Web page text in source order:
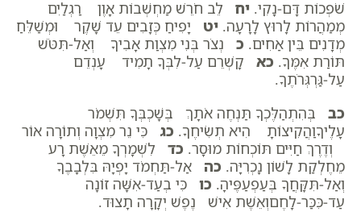
שֹׁפְכוֹת דָּם-נָקִי. יח לֵב חֹרֵשׁ מַחְשְׁבוֹת אָוֶן רַגְלַיִם
מְמַהֲרוֹת לָרוּץ לָרָעָה. יט יָפִיחַ כְּזָבִים עֵד שָׁקֶר וּמְשַׁלֵּחַ
מְדָנִים בֵּין אַחִים. כ נְצֹר בְּנִי מִצְוַת אָבִיךָ וְאַל-תִּטֹּשׁ
תּוֹרַת אִמֶּךָ. כא קָשְׁרֵם עַל-לִבְּךָ תָמִיד עָנְדֵם
עַל-גַּרְגְּרֹתֶךָ.
כב בְּהִתְהַלֶּכְךָ תַּנְחֶה אֹתָךְ בְּשָׁכְבְּךָ תִּשְׁמֹר
עָלֶיךָוַהֲקִיצוֹתָ הִיא תְשִׂיחֶךָ. כג כִּי נֵר מִצְוָה וְתוֹרָה אוֹר
וְדֶרֶךְ חַיִּים תּוֹכְחוֹת מוּסָר. כד לִשְׁמָרְךָ מֵאֵשֶׁת רָע
מֵחֶלְקַת לָשׁוֹן נָכְרִיָּה. כה אַל-תַּחְמֹד יָפְיָהּ בִּלְבָבֶךָ
וְאַל-תִּקָּחֲךָ בְּעַפְעַפֶּיהָ. כו כִּי בְעַד-אִשָּׁה זוֹנָה
עַד-כִּכַּר-לָחֶםוְאֵשֶׁת אִישׁ נֶפֶשׁ יְקָרָה תָצוּד.